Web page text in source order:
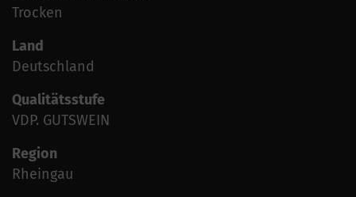
Trocken
Land
Deutschland
Qualitätsstufe
VDP. GUTSWEIN
Region
Rheingau